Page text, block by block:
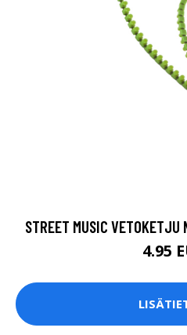
STREET MUSIC
4.95